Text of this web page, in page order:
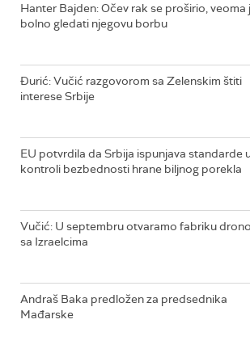
Hanter Bajden: Očev rak se proširio, veoma
bolno gledati njegovu borbu
Đurić: Vučić razgovorom sa Zelenskim štiti
interese Srbije
EU potvrdila da Srbija ispunjava standarde
kontroli bezbednosti hrane biljnog porekla
Vučić: U septembru otvaramo fabriku
sa Izraelcima
Andraš Baka predložen za predsednika
Mađarske